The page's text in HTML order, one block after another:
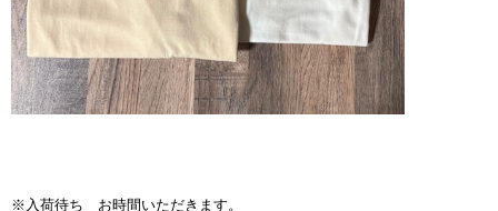
※入荷待ち お時間いただきます。